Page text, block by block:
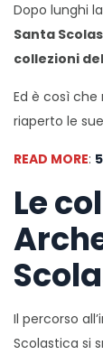
Dopo lunghi
Santa
collezioni
Ed è così che
riaperto le
READ MORE:
Le
Il percorso
Scolastica si